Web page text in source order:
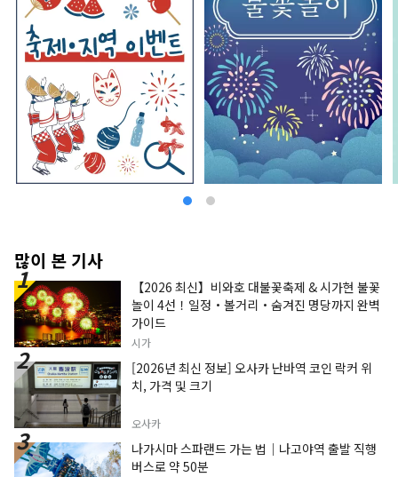
많이 본 기사
【2026 최신】비와호 대불꽃축제 & 시가현 불꽃
놀이 4선！일정・볼거리・숨겨진 명당까지 완벽
가이드
시가
[2026년 최신 정보] 오사카 난바역 코인 락커 위
치, 가격 및 크기
오사카
나가시마 스파랜드 가는 법｜나고야역 출발 직행
버스로 약 50분